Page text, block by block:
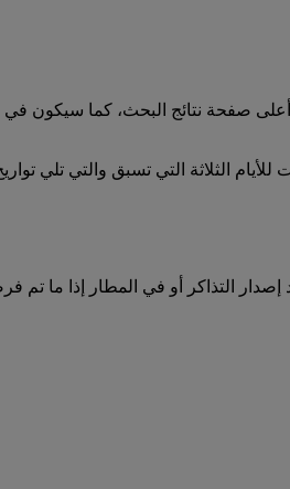
صفحة نتائج البحث، كما سيكون
الثلاثة التي تسبق والتي تلي
التذاكر أو في المطار إذا ما تم